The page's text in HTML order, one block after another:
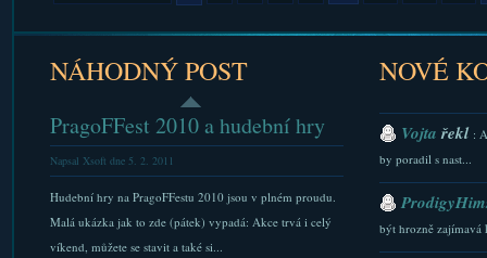
NÁHODNÝ POST
PragoFFest 2010 a hudební hry
Napsal Xsoft dne 5. 2. 2011
Hudební hry na PragoFFestu 2010 jsou v plném proudu.
Malá ukázka jak to zde (pátek) vypadá: Akce trvá i celý
víkend, můžete se stavit a také si...
NOVÉ
Vojtařekl :
by poradil s nast...
být hrozně zajímavá